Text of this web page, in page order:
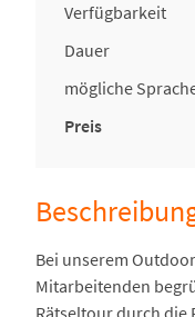
Verfügbarkeit
Dauer
mögliche
Preis
Bei unserem
Mitarbeitenden
Rätseltour durch die